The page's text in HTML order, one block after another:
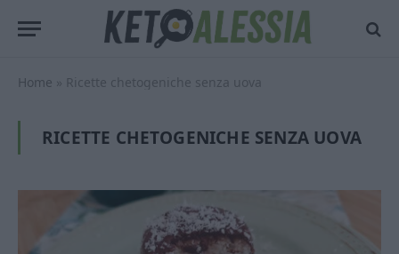
Home » Ricette chetogeniche senza uova
RICETTE CHETOGENICHE SENZA UOVA